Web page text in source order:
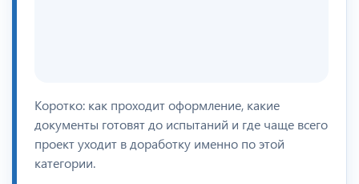
Коротко: как проходит оформление, какие
документы готовят до испытаний и где чаще всего
проект уходит в доработку именно по этой
категории.